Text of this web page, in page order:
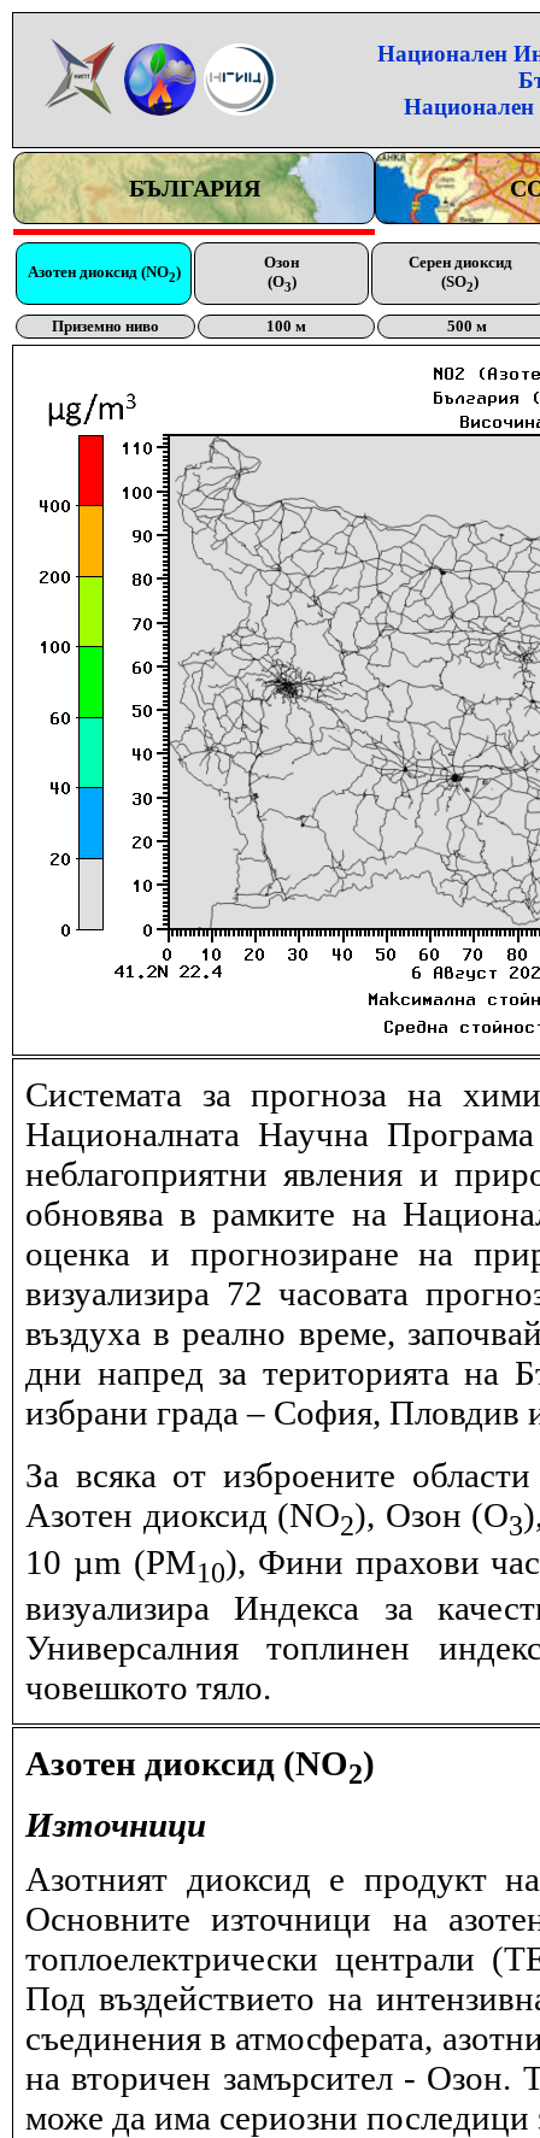
Национален
Национален
БЪЛГАРИЯ
Азотен диоксид (NO2)
Озон
(O3)
Серен диоксид
(SO2)
Приземно ниво 100 м 500 м
Системата за прогноза на
Националната Научна
неблагоприятни явления и
обновява в рамките на
оценка и прогнозиране на
визуализира 72 часовата
въздуха в реално време,
дни напред за територията на
избрани града – София, Пловдив
За всяка от изброените
Азотен диоксид (NO2), Озон (O3
10 µm (PM10), Фини прахови
визуализира Индекса за
Универсалния топлинен
човешкото тяло.
Азотен диоксид (NO2)
Източници
Азотният диоксид е продукт
Основните източници на
топлоелектрически централи
Под въздействието на
съединения в атмосферата,
на вторичен замърсител - Озон.
може да има сериозни последици